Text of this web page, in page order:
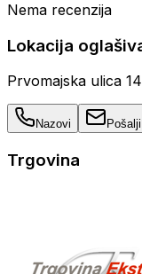
Nema recenzija
Lokacija
Prvomajska ulica
Nazovi
Trgovina